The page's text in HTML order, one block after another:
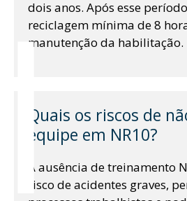
dois anos. Após esse
reciclagem mínima de 8
manutenção da habilitação.
Quais os riscos de
equipe em NR10?
A ausência de treinamento
risco de acidentes graves,